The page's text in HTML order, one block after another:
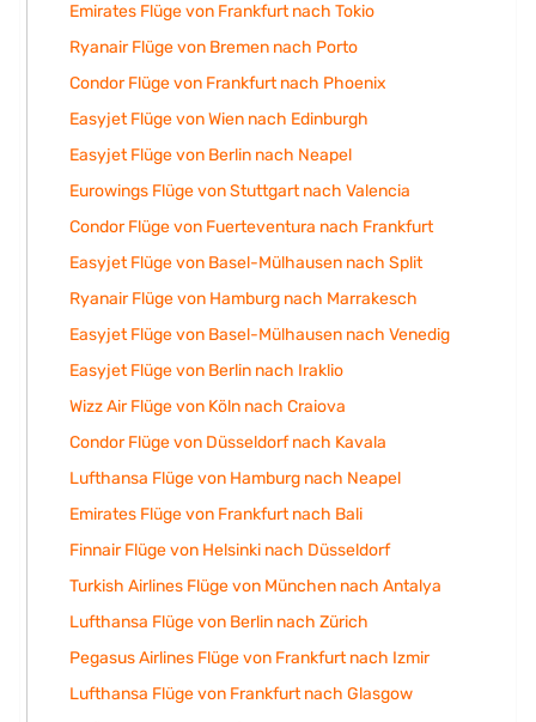
Emirates Flüge von Frankfurt nach Tokio
Ryanair Flüge von Bremen nach Porto
Condor Flüge von Frankfurt nach Phoenix
Easyjet Flüge von Wien nach Edinburgh
Easyjet Flüge von Berlin nach Neapel
Eurowings Flüge von Stuttgart nach Valencia
Condor Flüge von Fuerteventura nach Frankfurt
Easyjet Flüge von Basel-Mülhausen nach Split
Ryanair Flüge von Hamburg nach Marrakesch
Easyjet Flüge von Basel-Mülhausen nach Venedig
Easyjet Flüge von Berlin nach Iraklio
Wizz Air Flüge von Köln nach Craiova
Condor Flüge von Düsseldorf nach Kavala
Lufthansa Flüge von Hamburg nach Neapel
Emirates Flüge von Frankfurt nach Bali
Finnair Flüge von Helsinki nach Düsseldorf
Turkish Airlines Flüge von München nach Antalya
Lufthansa Flüge von Berlin nach Zürich
Pegasus Airlines Flüge von Frankfurt nach Izmir
Lufthansa Flüge von Frankfurt nach Glasgow